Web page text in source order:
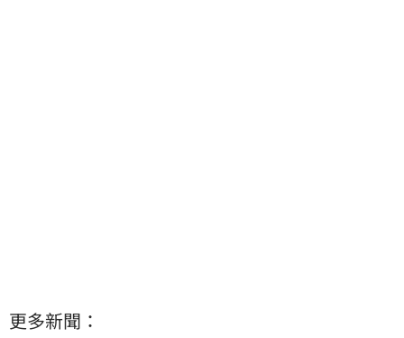
更多新聞：